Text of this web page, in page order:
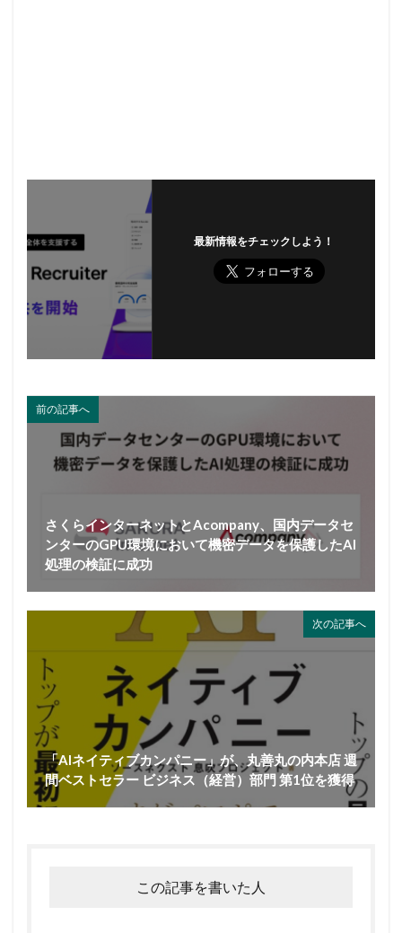
最新情報をチェックしよう！
前の記事へ
さくらインターネットとAcompany、国内データセ
ンターのGPU環境において機密データを保護したAI
処理の検証に成功
次の記事へ
「AIネイティブカンパニー」が、丸善丸の内本店 週
間ベストセラー ビジネス（経営）部門 第1位を獲得
この記事を書いた人